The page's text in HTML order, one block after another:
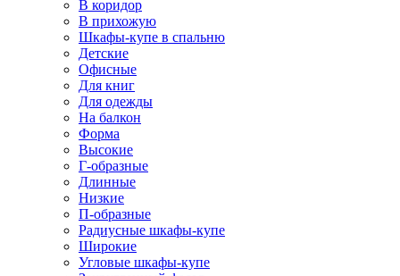
В коридор
В прихожую
Шкафы-купе в спальню
Детские
Офисные
Для книг
Для одежды
На балкон
Форма
Высокие
Г-образные
Длинные
Низкие
П-образные
Радиусные шкафы-купе
Широкие
Угловые шкафы-купе